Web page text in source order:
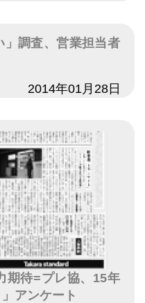
」調査、営業担当者
2014年01月28日
期待=プレ協、15年
アンケート